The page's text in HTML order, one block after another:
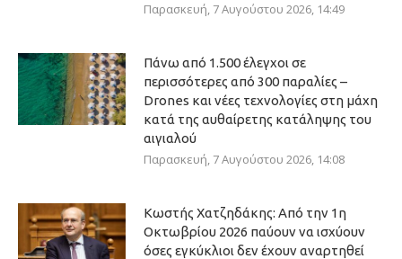
Παρασκευή, 7 Αυγούστου 2026, 14:49
Πάνω από 1.500 έλεγχοι σε
περισσότερες από 300 παραλίες –
Drones και νέες τεχνολογίες στη μάχη
κατά της αυθαίρετης κατάληψης του
αιγιαλού
Παρασκευή, 7 Αυγούστου 2026, 14:08
Κωστής Χατζηδάκης: Από την 1η
Οκτωβρίου 2026 παύουν να ισχύουν
όσες εγκύκλιοι δεν έχουν αναρτηθεί